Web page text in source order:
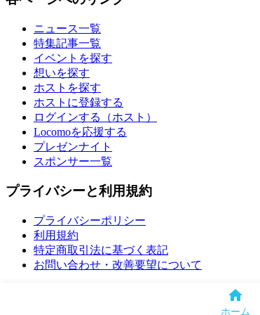
ニュース一覧
特集記事一覧
イベントを探す
想いを探す
ホストを探す
ホストに登録する
ログインする（ホスト）
Locomoを応援する
プレゼンナイト
スポンサー一覧
プライバシーと利用規約
プライバシーポリシー
利用規約
特定商取引法に基づく表記
お問い合わせ・改善要望について
ホーム